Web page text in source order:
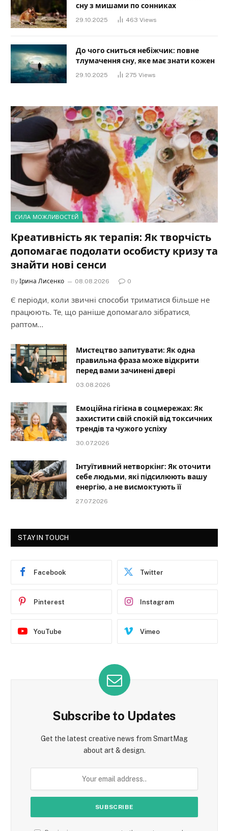
сну з мишами по сонниках
29.10.2025 463 Views
До чого сниться небіжчик: повне
тлумачення сну, яке має знати кожен
29.10.2025 275 Views
СИЛА МОЖЛИВОСТЕЙ
Креативність як терапія: Як творчість
допомагає подолати особисту кризу та
знайти нові сенси
By Ірина Лисенко 08.08.2026 0
Є періоди, коли звичні способи триматися більше не
працюють. Те, що раніше допомагало зібратися,
раптом…
Мистецтво запитувати: Як одна
правильна фраза може відкрити
перед вами зачинені двері
03.08.2026
Емоційна гігієна в соцмережах: Як
захистити свій спокій від токсичних
трендів та чужого успіху
30.07.2026
Інтуїтивний нетворкінг: Як оточити
себе людьми, які підсилюють вашу
енергію, а не висмоктують її
27.07.2026
STAY IN TOUCH
Facebook Twitter
Pinterest Instagram
YouTube Vimeo
Subscribe to Updates
Get the latest creative news from SmartMag
about art & design.